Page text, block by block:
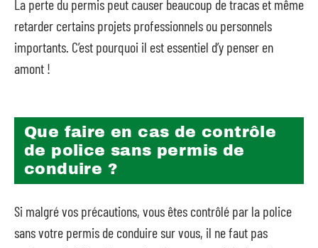
La perte du permis peut causer beaucoup de tracas et même
retarder certains projets professionnels ou personnels
importants. C’est pourquoi il est essentiel d’y penser en
amont !
Que faire en cas de contrôle
de police sans permis de
conduire ?
Si malgré vos précautions, vous êtes contrôlé par la police
sans votre permis de conduire sur vous, il ne faut pas